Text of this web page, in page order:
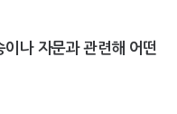
나 자문과 관련해 어떤